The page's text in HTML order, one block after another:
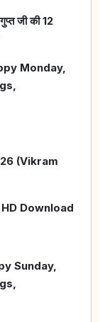
जी की 12
Monday,
(Vikram
Download
Sunday,